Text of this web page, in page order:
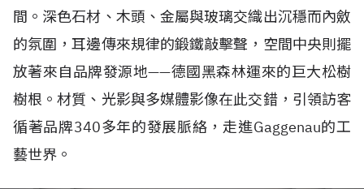
間。深色石材、木頭、金屬與玻璃交織出沉穩而內斂
的氛圍，耳邊傳來規律的鍛鐵敲擊聲，空間中央則擺
放著來自品牌發源地——德國黑森林運來的巨大松樹
樹根。材質、光影與多媒體影像在此交錯，引領訪客
循著品牌340多年的發展脈絡，走進Gaggenau的工
藝世界。